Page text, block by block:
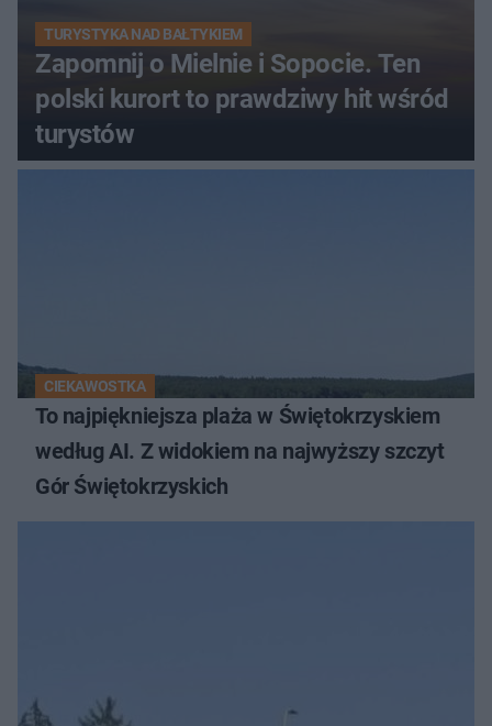
TURYSTYKA NAD BAŁTYKIEM
Zapomnij o Mielnie i Sopocie. Ten
polski kurort to prawdziwy hit wśród
turystów
CIEKAWOSTKA
To najpiękniejsza plaża w Świętokrzyskiem
według AI. Z widokiem na najwyższy szczyt
Gór Świętokrzyskich